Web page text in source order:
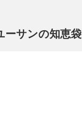
ーサンの知恵袋